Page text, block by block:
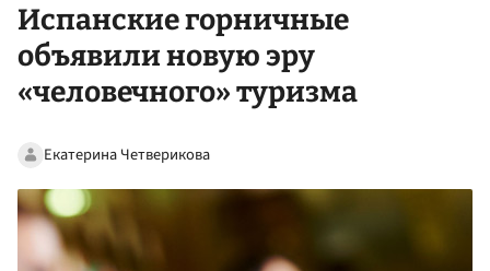
Испанские горничные
объявили новую эру
«человечного» туризма
Екатерина Четверикова